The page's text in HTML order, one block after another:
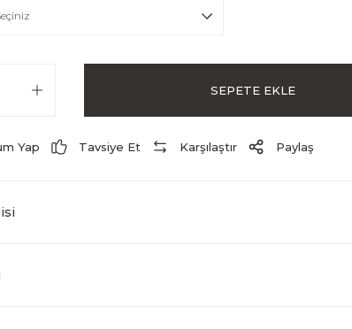
SEPETE EKLE
Yap Tavsiye Et Karşılaştır Paylaş